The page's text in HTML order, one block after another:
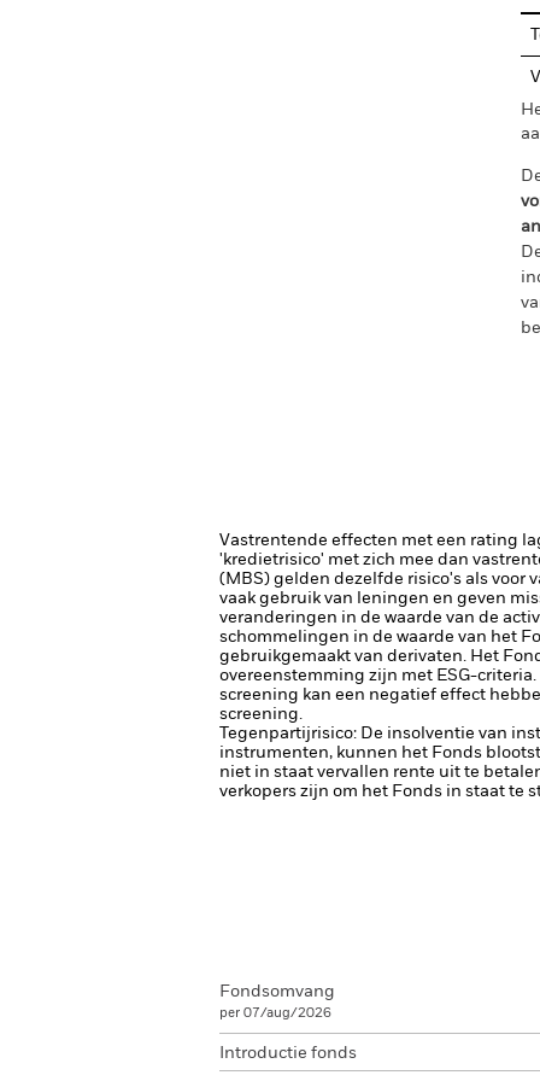
Vastrentende effecten met een rating
'kredietrisico' met zich mee dan
(MBS) gelden dezelfde risico's als
vaak gebruik van leningen en geven
veranderingen in de waarde van de
schommelingen in de waarde van het
gebruikgemaakt van derivaten. Het
overeenstemming zijn met ESG-
screening kan een negatief effect
screening.
Tegenpartijrisico: De insolventie van
instrumenten, kunnen het Fonds
niet in staat vervallen rente uit te
verkopers zijn om het Fonds in staat te
Fondsomvang
per 07/aug/2026
Introductie fonds